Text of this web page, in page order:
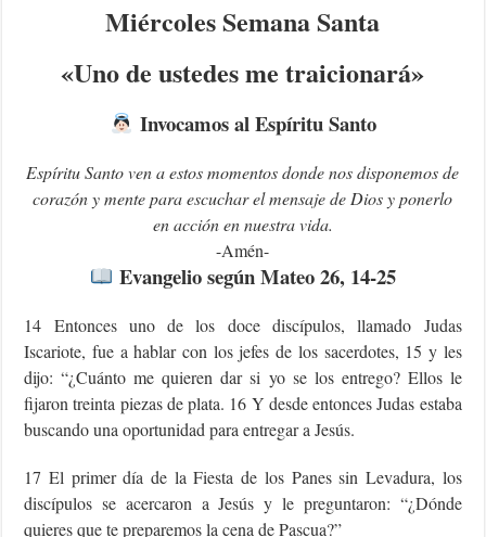
Miércoles Semana Santa
«Uno de ustedes me traicionará»
Invocamos al Espíritu Santo
Espíritu Santo ven a estos momentos donde nos disponemos de
corazón y mente para escuchar el mensaje de Dios y ponerlo
en acción en nuestra vida.
-Amén-
Evangelio según Mateo 26, 14-25
14 Entonces uno de los doce discípulos, llamado Judas
Iscariote, fue a hablar con los jefes de los sacerdotes, 15 y les
dijo: “¿Cuánto me quieren dar si yo se los entrego? Ellos le
fijaron treinta piezas de plata. 16 Y desde entonces Judas estaba
buscando una oportunidad para entregar a Jesús.
17 El primer día de la Fiesta de los Panes sin Levadura, los
discípulos se acercaron a Jesús y le preguntaron: “¿Dónde
quieres que te preparemos la cena de Pascua?”